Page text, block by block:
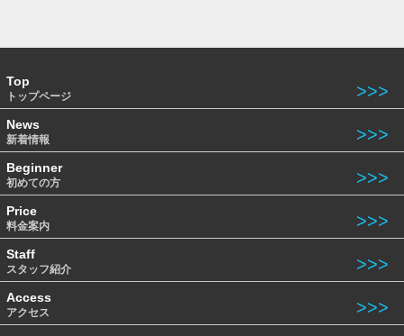
Top
トップページ
News
新着情報
Beginner
初めての方
Price
料金案内
Staff
スタッフ紹介
Access
アクセス